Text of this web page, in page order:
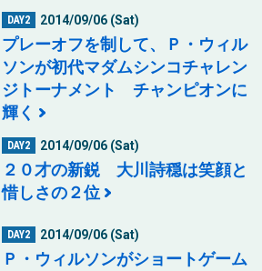
DAY2 2014/09/06 (Sat)
プレーオフを制して、Ｐ・ウィル
ソンが初代マダムシンコチャレン
ジトーナメント チャンピオンに
輝く
DAY2 2014/09/06 (Sat)
２０才の新鋭 大川詩穏は笑顔と
惜しさの２位
DAY2 2014/09/06 (Sat)
Ｐ・ウィルソンがショートゲーム